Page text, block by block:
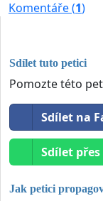
Komentáře (1)
Sdílet tuto petici
Pomozte této
Sdílet na
Sdílet
Jak petici